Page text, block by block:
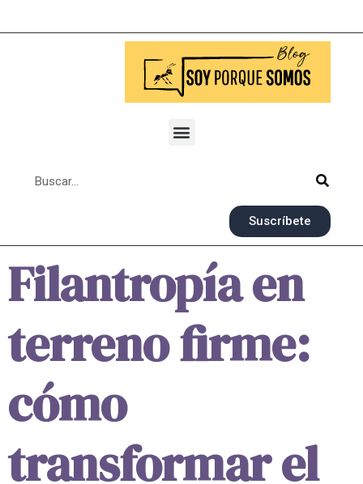
Suscríbete
Filantropía en
terreno firme:
cómo
transformar el